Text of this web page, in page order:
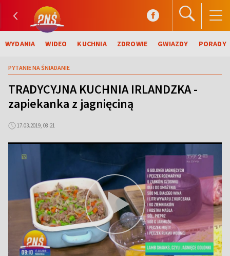
WYDANIA WIDEO KUCHNIA ZDROWIE GWIAZDY PORADY
PYTANIE NA ŚNIADANIE
TRADYCYJNA KUCHNIA IRLANDZKA -
zapiekanka z jagnięciną
17.03.2019, 08:21